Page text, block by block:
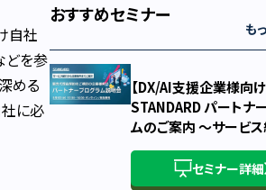
自社
どを参
める
に必
おすすめセミナー
も
【DX/AI支援企業様向け
STANDARD パートナ
ムのご案内 ～サービ
ら、概要・主要条件・
法まで～ セミナー詳細